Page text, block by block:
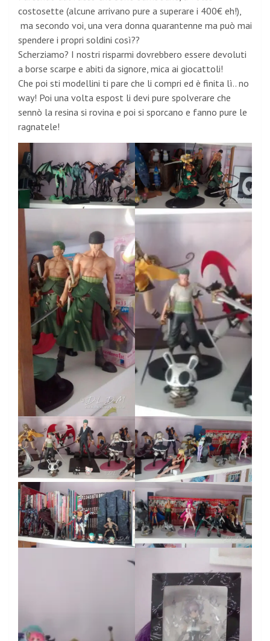
costosette (alcune arrivano pure a superare i 400€ eh!),
ma secondo voi, una vera donna quarantenne ma può mai
spendere i propri soldini così??
Scherziamo? I nostri risparmi dovrebbero essere devoluti
a borse scarpe e abiti da signore, mica ai giocattoli!
Che poi sti modellini ti pare che li compri ed è finita lì.. no
way! Poi una volta espost li devi pure spolverare che
sennò la resina si rovina e poi si sporcano e fanno pure le
ragnatele!